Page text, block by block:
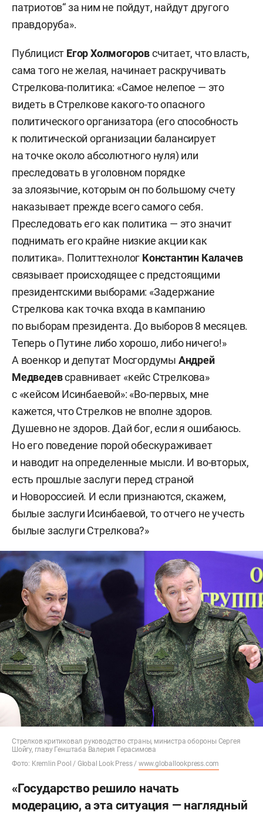
патриотов“ за ним не пойдут, найдут другого
правдоруба».
Публицист Егор Холмогоровсчитает, что власть,
сама того не желая, начинает раскручивать
Стрелкова-политика: «Самое нелепое — это
видеть в Стрелкове какого-то опасного
политического организатора (его способность
к политической организации балансирует
на точке около абсолютного нуля) или
преследовать в уголовном порядке
за злоязычие, которым он по большому счету
наказывает прежде всего самого себя.
Преследовать его как политика — это значит
поднимать его крайне низкие акции как
политика». Политтехнолог Константин Калачев
связывает происходящее с предстоящими
президентскими выборами: «Задержание
Стрелкова как точка входа в кампанию
по выборам президента. До выборов 8 месяцев.
Теперь о Путине либо хорошо, либо ничего!»
А военкор и депутат Мосгордумы Андрей
Медведевсравнивает «кейс Стрелкова»
с «кейсом Исинбаевой»: «Во-первых, мне
кажется, что Стрелков не вполне здоров.
Душевно не здоров. Дай бог, если я ошибаюсь.
Но его поведение порой обескураживает
и наводит на определенные мысли. И во-вторых,
есть прошлые заслуги перед страной
и Новороссией. И если признаются, скажем,
былые заслуги Исинбаевой, то отчего не учесть
былые заслуги Стрелкова?»
Стрелков критиковал руководство страны, министра обороны Сергея
Шойгу, главу Генштаба Валерия Герасимова
Фото: Kremlin Pool / Global Look Press / www.globallookpress.com
«Государство решило начать
модерацию, а эта ситуация — наглядный